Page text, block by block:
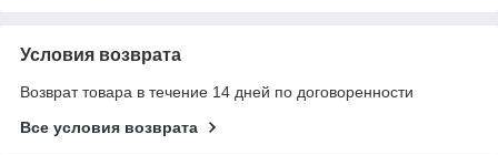
Условия возврата
Возврат товара в течение 14 дней по договоренности
Все условия возврата